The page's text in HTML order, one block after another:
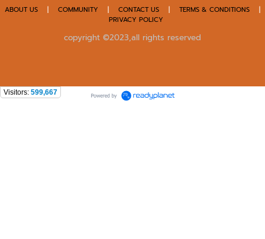
ABOUT US | COMMUNITY | CONTACT US | TERMS & CONDITIONS |
PRIVACY POLICY
copyright ©2023,all rights reserved
Visitors: 599,667